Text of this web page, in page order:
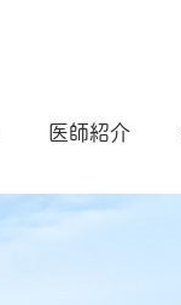
医師紹介